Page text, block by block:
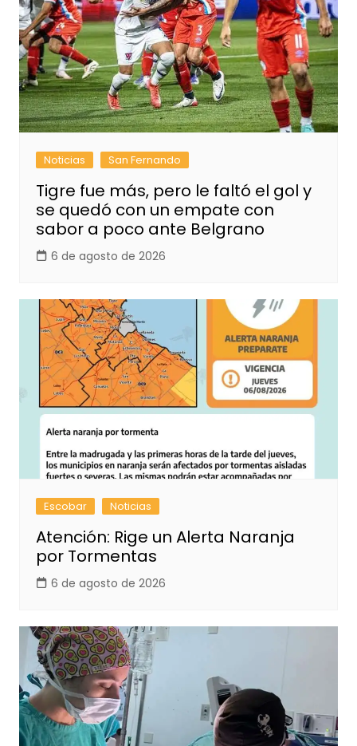
Noticias San Fernando
Tigre fue más, pero le faltó el gol y
se quedó con un empate con
sabor a poco ante Belgrano
6 de agosto de 2026
Escobar Noticias
Atención: Rige un Alerta Naranja
por Tormentas
6 de agosto de 2026